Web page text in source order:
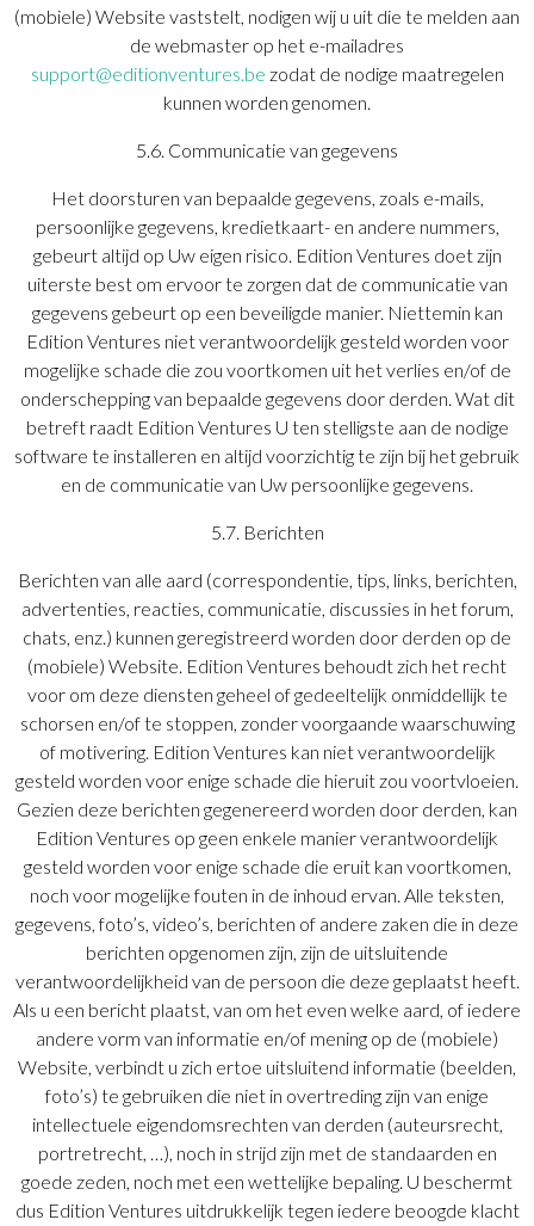
(mobiele) Website vaststelt, nodigen wij u uit die te melden aan
de webmaster op het e-mailadres
support@editionventures.be zodat de nodige maatregelen
kunnen worden genomen.
5.6. Communicatie van gegevens
Het doorsturen van bepaalde gegevens, zoals e-mails,
persoonlijke gegevens, kredietkaart- en andere nummers,
gebeurt altijd op Uw eigen risico. Edition Ventures doet zijn
uiterste best om ervoor te zorgen dat de communicatie van
gegevens gebeurt op een beveiligde manier. Niettemin kan
Edition Ventures niet verantwoordelijk gesteld worden voor
mogelijke schade die zou voortkomen uit het verlies en/of de
onderschepping van bepaalde gegevens door derden. Wat dit
betreft raadt Edition Ventures U ten stelligste aan de nodige
software te installeren en altijd voorzichtig te zijn bij het gebruik
en de communicatie van Uw persoonlijke gegevens.
5.7. Berichten
Berichten van alle aard (correspondentie, tips, links, berichten,
advertenties, reacties, communicatie, discussies in het forum,
chats, enz.) kunnen geregistreerd worden door derden op de
(mobiele) Website. Edition Ventures behoudt zich het recht
voor om deze diensten geheel of gedeeltelijk onmiddellijk te
schorsen en/of te stoppen, zonder voorgaande waarschuwing
of motivering. Edition Ventures kan niet verantwoordelijk
gesteld worden voor enige schade die hieruit zou voortvloeien.
Gezien deze berichten gegenereerd worden door derden, kan
Edition Ventures op geen enkele manier verantwoordelijk
gesteld worden voor enige schade die eruit kan voortkomen,
noch voor mogelijke fouten in de inhoud ervan. Alle teksten,
gegevens, foto’s, video’s, berichten of andere zaken die in deze
berichten opgenomen zijn, zijn de uitsluitende
verantwoordelijkheid van de persoon die deze geplaatst heeft.
Als u een bericht plaatst, van om het even welke aard, of iedere
andere vorm van informatie en/of mening op de (mobiele)
Website, verbindt u zich ertoe uitsluitend informatie (beelden,
foto’s) te gebruiken die niet in overtreding zijn van enige
intellectuele eigendomsrechten van derden (auteursrecht,
portretrecht, …), noch in strijd zijn met de standaarden en
goede zeden, noch met een wettelijke bepaling. U beschermt
dus Edition Ventures uitdrukkelijk tegen iedere beoogde klacht